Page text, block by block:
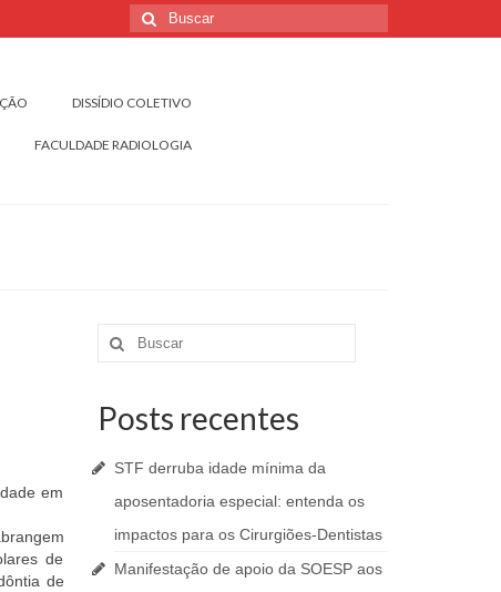
Buscar
por:
DISSÍDIO COLETIVO
FACULDADE RADIOLOGIA
em
de
de
Buscar
por:
Posts recentes
STF derruba idade mínima da
aposentadoria especial: entenda os
impactos para os Cirurgiões-Dentistas
Manifestação de apoio da SOESP aos